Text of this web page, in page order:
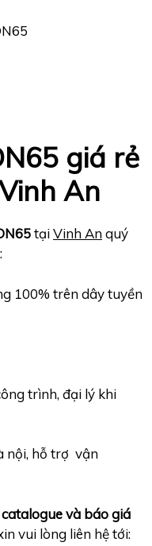
giá rẻ
An
tạiVinh Anquý
100% trên dây tuyền
trình, đại lý khi
nội, hỗ trợ vận
và báo giá
vui lòng liên hệ tới: